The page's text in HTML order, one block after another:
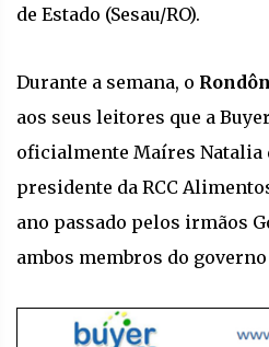
de Estado (Sesau/RO).
Durante a semana, o
aos seus leitores que a
oficialmente Maíres Natalia
presidente da RCC
ano passado pelos irmãos
ambos membros do